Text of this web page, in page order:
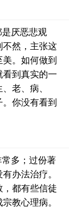
厌恶悲观
不然，主张这
。如何做到
到真实的一
老、病、
你没有看到
多；过份著
办法治疗。
都有些信徒
教心理病。